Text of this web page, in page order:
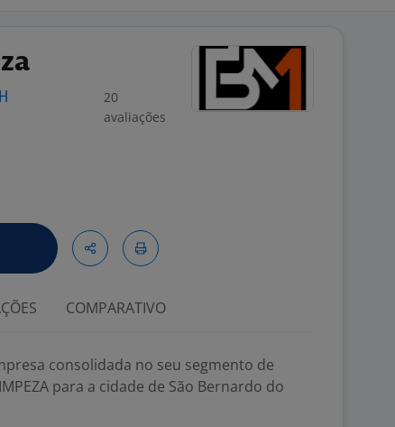
20
avaliações
COMPARATIVO
consolidada no seu segmento de
para a cidade de São Bernardo do